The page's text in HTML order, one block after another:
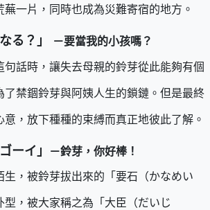
一片，同時也成為災難寄宿的地方。
る？」 －要當我的小孩嗎？
句話時，讓失去母親的鈴芽從此能夠有個
了禁錮鈴芽與阿姨人生的鎖鏈。但是最終
意，放下種種的束縛而真正地彼此了解。
ーイ」 －鈴芽，你好棒！
生，被鈴芽拔出來的「要石（かなめい
型，被大家稱之為「大臣（だいじ